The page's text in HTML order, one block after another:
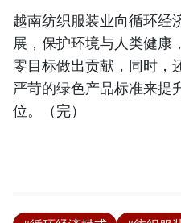
越南纺织服装业向循环经
展，保护环境与人类健康
零目标做出贡献，同时，
严苛的绿色产品标准来提
位。（完）